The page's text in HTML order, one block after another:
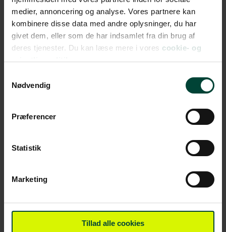
medier, annoncering og analyse. Vores partnere kan
kombinere disse data med andre oplysninger, du har
givet dem, eller som de har indsamlet fra din brug af
deres tjenester. Du kan læse mere i vores cookie- og
privatlivspolitik.
Nødvendig
Præferencer
Statistik
Marketing
Tillad alle cookies